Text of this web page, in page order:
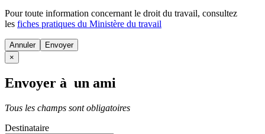
Pour toute information concernant le droit du travail, consultez
les fiches pratiques du Ministère du travail
Annuler
×
Envoyer à un ami
Tous les champs sont obligatoires
Destinataire